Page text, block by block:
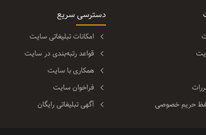
حریم خصوصی
دسترسی سریع
امکانات تبلیغاتی سایت
قواعد رتبه‌بندی در سایت
همکاری با سایت
فراخوان سایت
آگهی تبلیغاتی رایگان